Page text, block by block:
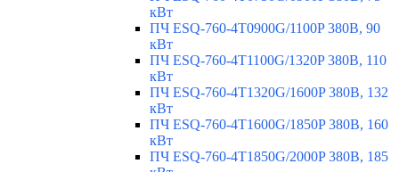
кВт
ПЧ ESQ-760-4T0900G/1100P 380В, 90
кВт
ПЧ ESQ-760-4T1100G/1320P 380В, 110
кВт
ПЧ ESQ-760-4T1320G/1600P 380В, 132
кВт
ПЧ ESQ-760-4T1600G/1850P 380В, 160
кВт
ПЧ ESQ-760-4T1850G/2000P 380В, 185